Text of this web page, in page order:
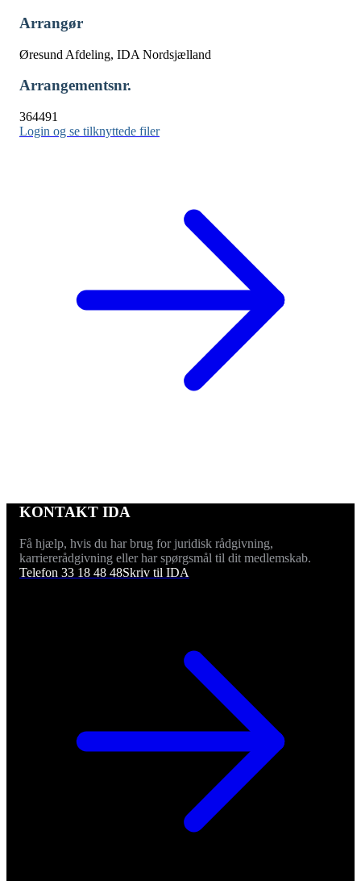
Arrangør
Øresund Afdeling, IDA Nordsjælland
Arrangementsnr.
364491
Login og se tilknyttede filer
KONTAKT IDA
Få hjælp, hvis du har brug for juridisk rådgivning,
karriererådgivning eller har spørgsmål til dit medlemskab.
Telefon 33 18 48 48Skriv til IDA